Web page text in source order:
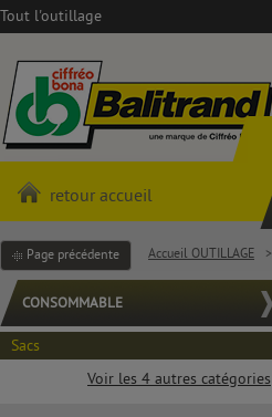
Tout l'outillage
retour accueil
Page précédente Accueil OUTILLAGE >
CONSOMMABLE
Sacs
Voir les 4 autres catégories